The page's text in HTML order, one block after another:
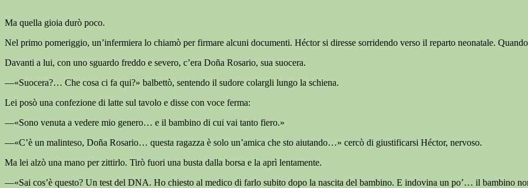
Ma quella gioia durò poco.
Nel primo pomeriggio, un’infermiera lo chiamò per firmare alcuni documenti. Héctor si diresse sorridendo verso il reparto neonatale.
Davanti a lui, con uno sguardo freddo e severo, c’era Doña Rosario, sua suocera.
—«Suocera?… Che cosa ci fa qui?» balbettò, sentendo il sudore colargli lungo la schiena.
Lei posò una confezione di latte sul tavolo e disse con voce ferma:
—«Sono venuta a vedere mio genero… e il bambino di cui vai tanto fiero.»
—«C’è un malinteso, Doña Rosario… questa ragazza è solo un’amica che sto aiutando…» cercò di giustificarsi Héctor, nervoso.
Ma lei alzò una mano per zittirlo. Tirò fuori una busta dalla borsa e la aprì lentamente.
—«Sai cos’è questo? Un test del DNA. Ho chiesto al medico di farlo subito dopo la nascita del bambino. E indovina un po’… il bambino